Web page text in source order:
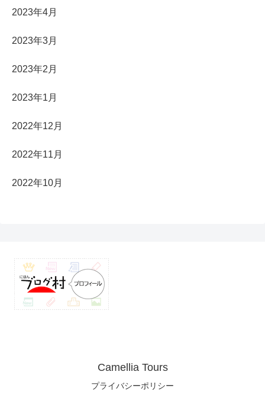
2023年4月
2023年3月
2023年2月
2023年1月
2022年12月
2022年11月
2022年10月
Camellia Tours
プライバシーポリシー